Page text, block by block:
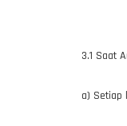
3.1 Saat
a) Setiap